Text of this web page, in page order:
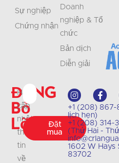
Đừng
bỏ
lỡ
Hãy
cập
nhật
thông
tin
về
Đặt
mua
+1 (208) 867-
lịch hẹn)
+1 (208) 314-
(Thứ Hai -
1602 W Hays
83702
Sự nghiệp
Chứng nhận
Doanh
nghiệp & Tổ
chức
Bản dịch
Diễn giải